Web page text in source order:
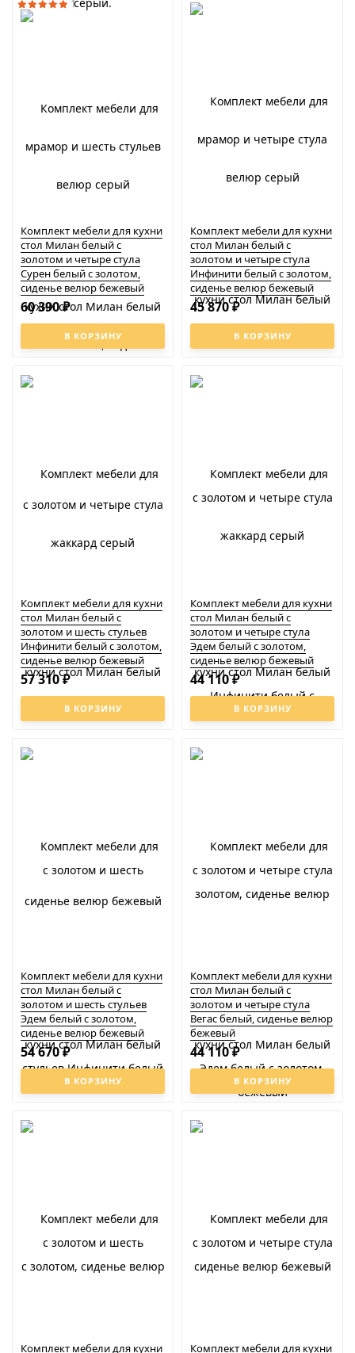
1
Комплект мебели для кухни
стол Милан белый с
золотом и четыре стула
Сурен белый с золотом,
сиденье велюр бежевый
В КОРЗИНУ
60 390₽
Комплект мебели для кухни
стол Милан белый с
золотом и четыре стула
Инфинити белый с золотом,
сиденье велюр бежевый
В КОРЗИНУ
45 870₽
Комплект мебели для кухни
стол Милан белый с
золотом и шесть стульев
Инфинити белый с золотом,
сиденье велюр бежевый
В КОРЗИНУ
57 310₽
Комплект мебели для кухни
стол Милан белый с
золотом и четыре стула
Эдем белый с золотом,
сиденье велюр бежевый
В КОРЗИНУ
44 110₽
Комплект мебели для кухни
стол Милан белый с
золотом и шесть стульев
Эдем белый с золотом,
сиденье велюр бежевый
В КОРЗИНУ
54 670₽
Комплект мебели для кухни
стол Милан белый с
золотом и четыре стула
Вегас белый, сиденье велюр
бежевый
В КОРЗИНУ
44 110₽
Комплект мебели для кухни
Комплект мебели для кухни